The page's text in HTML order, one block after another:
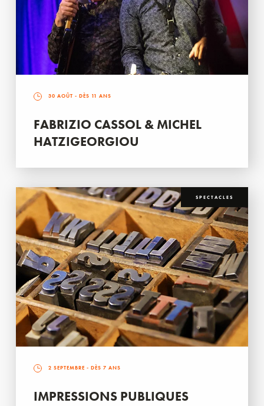
30 AOÛT - DÈS 11 ANS
FABRIZIO CASSOL & MICHEL
HATZIGEORGIOU
SPECTACLES
2 SEPTEMBRE - DÈS 7 ANS
IMPRESSIONS PUBLIQUES